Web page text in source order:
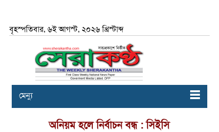
বৃহস্পতিবার, ৬ই আগস্ট, ২০২৬ খ্রিস্টাব্দ
মেন্যু
অনিয়ম হলে নির্বাচন বন্ধ : সিইসি